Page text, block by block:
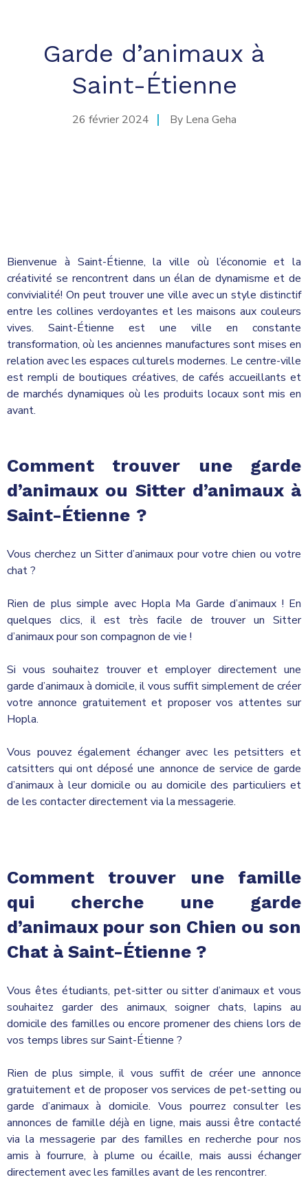
Garde d’animaux à
Saint-Étienne
26 février 2024 By Lena Geha
Bienvenue à Saint-Étienne, la ville où l’économie et la
créativité se rencontrent dans un élan de dynamisme et de
convivialité! On peut trouver une ville avec un style distinctif
entre les collines verdoyantes et les maisons aux couleurs
vives. Saint-Étienne est une ville en constante
transformation, où les anciennes manufactures sont mises en
relation avec les espaces culturels modernes. Le centre-ville
est rempli de boutiques créatives, de cafés accueillants et
de marchés dynamiques où les produits locaux sont mis en
avant.
Comment trouver une garde
d’animaux ou Sitter d’animaux à
Saint-Étienne ?
Vous cherchez un Sitter d’animaux pour votre chien ou votre
chat ?
Rien de plus simple avec Hopla Ma Garde d’animaux ! En
quelques clics, il est très facile de trouver un Sitter
d’animaux pour son compagnon de vie !
Si vous souhaitez trouver et employer directement une
garde d’animaux à domicile, il vous suffit simplement de créer
votre annonce gratuitement et proposer vos attentes sur
Hopla.
Vous pouvez également échanger avec les petsitters et
catsitters qui ont déposé une annonce de service de garde
d’animaux à leur domicile ou au domicile des particuliers et
de les contacter directement via la messagerie.
Comment trouver une famille
qui cherche une garde
d’animaux pour son Chien ou son
Chat à Saint-Étienne ?
Vous êtes étudiants, pet-sitter ou sitter d’animaux et vous
souhaitez garder des animaux, soigner chats, lapins au
domicile des familles ou encore promener des chiens lors de
vos temps libres sur Saint-Étienne ?
Rien de plus simple, il vous suffit de créer une annonce
gratuitement et de proposer vos services de pet-setting ou
garde d’animaux à domicile. Vous pourrez consulter les
annonces de famille déjà en ligne, mais aussi être contacté
via la messagerie par des familles en recherche pour nos
amis à fourrure, à plume ou écaille, mais aussi échanger
directement avec les familles avant de les rencontrer.